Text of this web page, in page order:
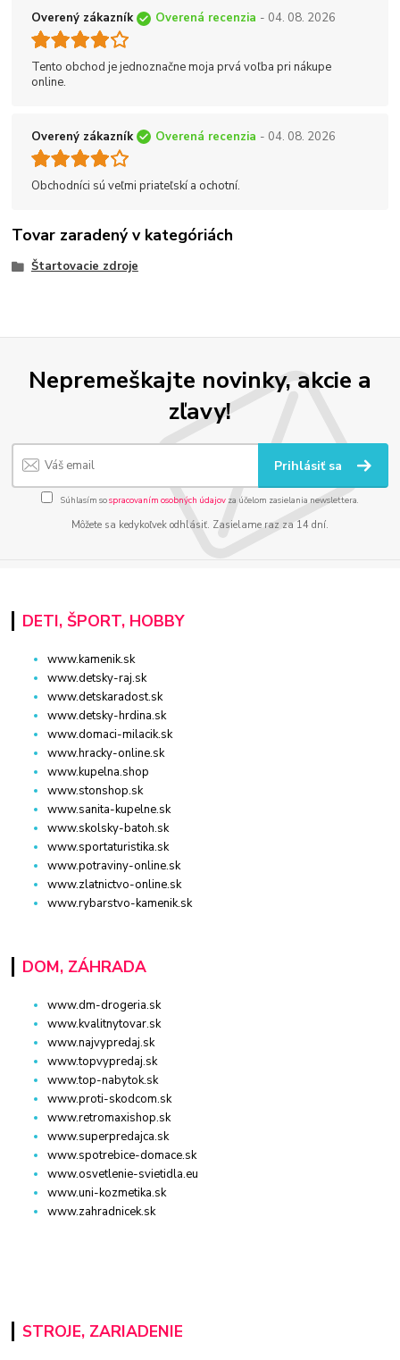
Overený zákazník Overená recenzia - 04. 08. 2026
Tento obchod je jednoznačne moja prvá voľba pri nákupe
online.
Overený zákazník Overená recenzia - 04. 08. 2026
Obchodníci sú veľmi priateľskí a ochotní.
Tovar zaradený v kategóriách
Štartovacie zdroje
Nepremeškajte novinky, akcie a
zľavy!
Prihlásiť sa
Súhlasím sospracovaním osobných údajov za účelom zasielania newslettera.
Môžete sa kedykoľvek odhlásiť. Zasielame raz za 14 dní.
DETI, ŠPORT, HOBBY
www.kamenik.sk
www.detsky-raj.sk
www.detskaradost.sk
www.detsky-hrdina.sk
www.domaci-milacik.sk
www.hracky-online.sk
www.kupelna.shop
www.stonshop.sk
www.sanita-kupelne.sk
www.skolsky-batoh.sk
www.sportaturistika.sk
www.potraviny-online.sk
www.zlatnictvo-online.sk
www.rybarstvo-kamenik.sk
DOM, ZÁHRADA
www.dm-drogeria.sk
www.kvalitnytovar.sk
www.najvypredaj.sk
www.topvypredaj.sk
www.top-nabytok.sk
www.proti-skodcom.sk
www.retromaxishop.sk
www.superpredajca.sk
www.spotrebice-domace.sk
www.osvetlenie-svietidla.eu
www.uni-kozmetika.sk
www.zahradnicek.sk
STROJE, ZARIADENIE